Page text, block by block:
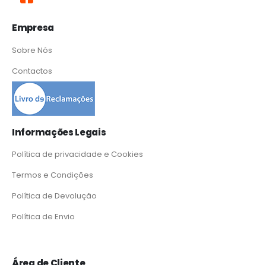
Empresa
Sobre Nós
Contactos
Informações Legais
Política de privacidade e Cookies
Termos e Condições
Política de Devolução
Política de Envio